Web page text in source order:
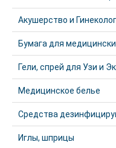
Акушерство и
Бумага для
Гели, спрей для Узи и
Медицинское белье
Средства
Иглы, шприцы